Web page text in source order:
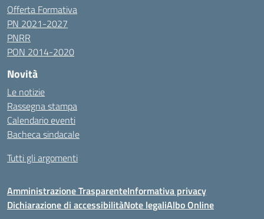
Offerta Formativa
PN 2021-2027
PNRR
PON 2014-2020
Novità
Le notizie
Rassegna stampa
Calendario eventi
Bacheca sindacale
Tutti gli argomenti
Amministrazione TrasparenteInformativa privacy
Dichiarazione di accessibilitàNote legaliAlbo Online